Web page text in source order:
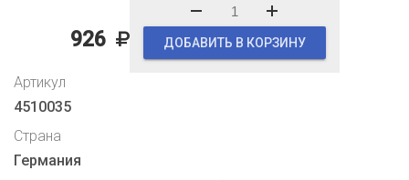
926 ДОБАВИТЬ В КОРЗИНУ
Артикул
4510035
Страна
Германия